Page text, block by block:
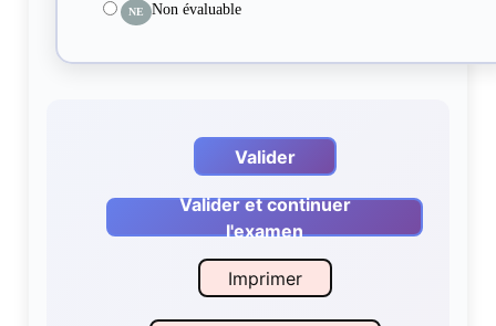
NE Non évaluable
Valider
Valider et continuer
l'examen
Imprimer